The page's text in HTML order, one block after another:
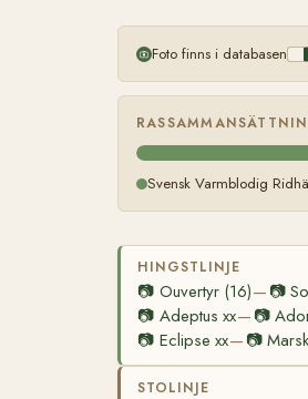
Foto finns i databasen
Svensk Varmblodig
HINGSTLINJE
📷 Ouvertyr (16)— 📷
📷 Adeptus xx— 📷
📷 Eclipse xx— 📷
STOLINJE